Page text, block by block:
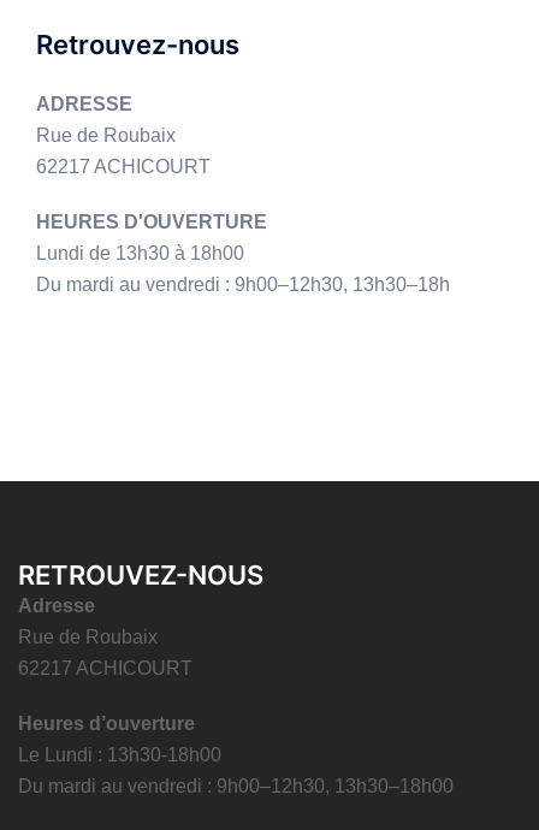
Retrouvez-nous
ADRESSE
Rue de Roubaix
62217 ACHICOURT
HEURES D'OUVERTURE
Lundi de 13h30 à 18h00
Du mardi au vendredi : 9h00–12h30, 13h30–18h
RETROUVEZ-NOUS
Adresse
Rue de Roubaix
62217 ACHICOURT
Heures d’ouverture
Le Lundi : 13h30-18h00
Du mardi au vendredi : 9h00–12h30, 13h30–18h00